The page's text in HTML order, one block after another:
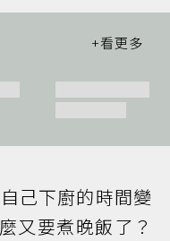
己下廚的時間變
又要煮晚飯了？